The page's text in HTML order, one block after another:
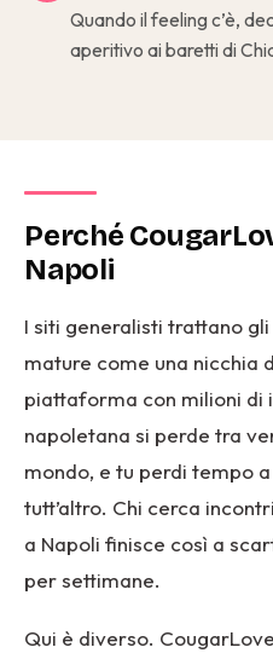
Quando il feeling c’è,
aperitivo ai baretti di
Perché
Napoli
I siti generalisti trattano
mature come una nicchia
piattaforma con milioni di
napoletana si perde tra
mondo, e tu perdi tempo
tutt’altro. Chi cerca
a Napoli finisce così a
per settimane.
Qui è diverso.